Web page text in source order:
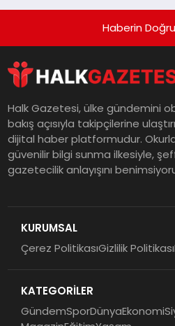
Haberin
Halk Gazetesi, ülke gündemini
bakış açısıyla takipçilerine
dijital haber platformudur.
güvenilir bilgi sunma ilkesiyle,
gazetecilik anlayışını
KURUMSAL
Çerez PolitikasıGizlilik Politikası
KATEGORİLER
GündemSporDünyaEkonomi